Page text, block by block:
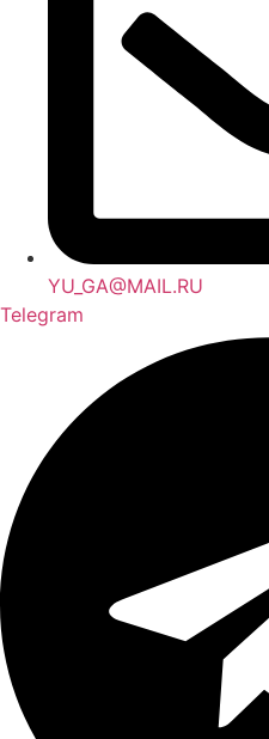
YU_GA@MAIL.RU
Telegram